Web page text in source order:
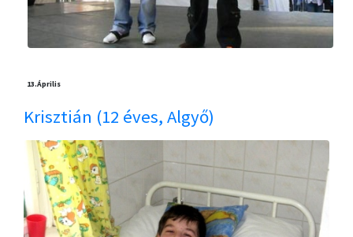
13.Április
Krisztián (12 éves, Algyő)